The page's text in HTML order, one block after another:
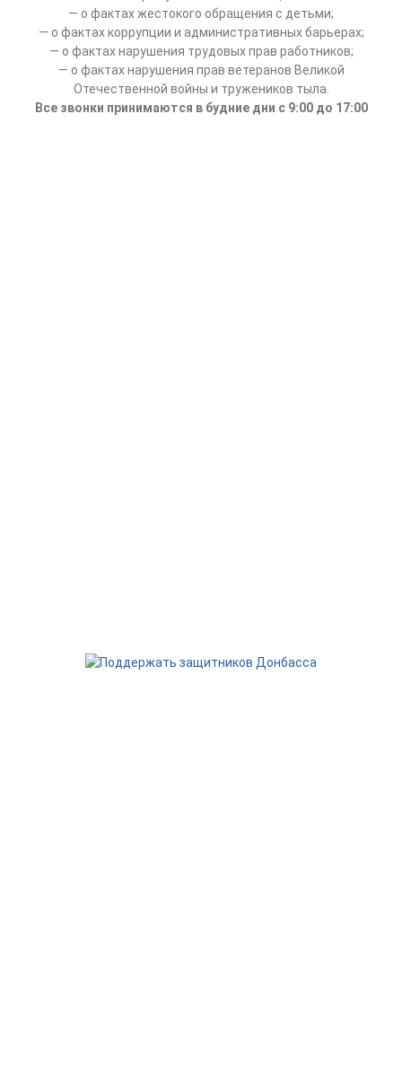
— о фактах жестокого обращения с детьми;
— о фактах коррупции и административных барьерах;
— о фактах нарушения трудовых прав работников;
— о фактах нарушения прав ветеранов Великой
Отечественной войны и тружеников тыла.
Все звонки принимаются в будние дни с 9:00 до 17:00